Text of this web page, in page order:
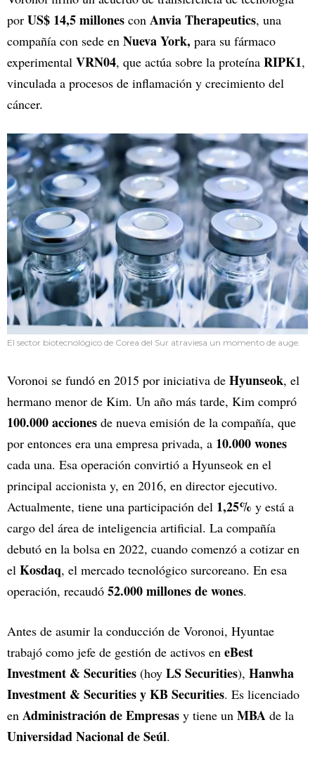
por US$ 14,5 millones con Anvia Therapeutics, una
compañía con sede en Nueva York, para su fármaco
experimental VRN04, que actúa sobre la proteína RIPK1,
vinculada a procesos de inflamación y crecimiento del
cáncer.
El sector biotecnológico de Corea del Sur atraviesa un momento de auge.
Voronoi se fundó en 2015 por iniciativa de Hyunseok, el
hermano menor de Kim. Un año más tarde, Kim compró
100.000 acciones de nueva emisión de la compañía, que
por entonces era una empresa privada, a 10.000 wones
cada una. Esa operación convirtió a Hyunseok en el
principal accionista y, en 2016, en director ejecutivo.
Actualmente, tiene una participación del 1,25% y está a
cargo del área de inteligencia artificial. La compañía
debutó en la bolsa en 2022, cuando comenzó a cotizar en
el Kosdaq, el mercado tecnológico surcoreano. En esa
operación, recaudó 52.000 millones de wones.
Antes de asumir la conducción de Voronoi, Hyuntae
trabajó como jefe de gestión de activos en eBest
Investment & Securities (hoy LS Securities), Hanwha
Investment & Securities y KB Securities. Es licenciado
en Administración de Empresas y tiene un MBA de la
Universidad Nacional de Seúl.